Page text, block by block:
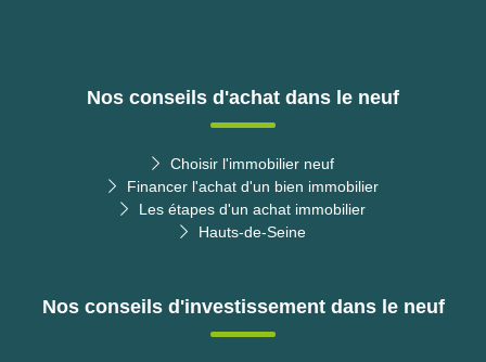
Nos conseils d'achat dans le neuf
Choisir l'immobilier neuf
Financer l'achat d'un bien immobilier
Les étapes d'un achat immobilier
Hauts-de-Seine
Nos conseils d'investissement dans le neuf